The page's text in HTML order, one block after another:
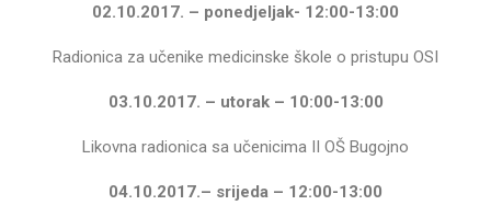
02.10.2017. – ponedjeljak- 12:00-13:00
Radionica za učenike medicinske škole o pristupu OSI
03.10.2017. – utorak – 10:00-13:00
Likovna radionica sa učenicima II OŠ Bugojno
04.10.2017.– srijeda – 12:00-13:00